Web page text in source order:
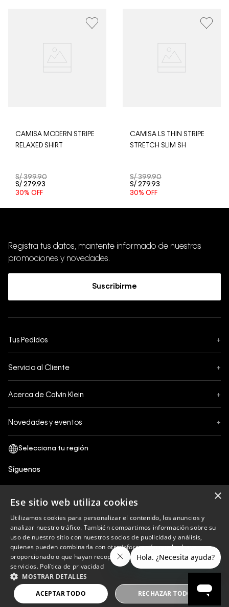
procesará desde el día hábil siguiente. Por higiene y
aceptamos devoluciones en ropa interior y trajes de
CAMISA MODERN STRIPE
RELAXED SHIRT
S/ 399.90
S/ 279.93
30% OFF
CAMISA LS THIN STRIPE
STRETCH SLIM SH
S/ 399.90
S/ 279.93
30% OFF
Registra tus datos, mantente informado de nuestras
promociones y novedades.
Suscribirme
Tus Pedidos +
Formas de Pago
Servicio al Cliente +
¿Cómo comprar?
Acerca de Calvin Klein +
Términos y Condiciones
Política de Privacidad y tratamiento de datos personales
Política de Cookies
Libro de reclamaciones
Políticas de recojo en tienda
Novedades y eventos +
Síguenos
Calvin Klein
Copyright © 2023 Calvin Klein peru ®. Todos los
derechos reservados.
×
Ese sitio web utiliza cookies
Utilizamos cookies para personalizar el contenido, los anuncios y
analizar nuestro tráfico. También compartimos información sobre su
uso de nuestro sitio con nuestros socios de publicidad y análisis,
quienes pueden combinarla con otra información que les haya
proporcionado o que hayan recopilado a partir del uso de sus
servicios. Política de privacidad
MOSTRAR DETALLES
ACEPTAR TODO
RECHAZAR TODO